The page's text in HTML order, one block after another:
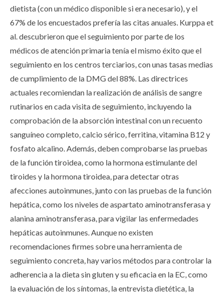
dietista (con un médico disponible si era necesario), y el
67% de los encuestados prefería las citas anuales. Kurppa et
al. descubrieron que el seguimiento por parte de los
médicos de atención primaria tenía el mismo éxito que el
seguimiento en los centros terciarios, con unas tasas medias
de cumplimiento de la DMG del 88%. Las directrices
actuales recomiendan la realización de análisis de sangre
rutinarios en cada visita de seguimiento, incluyendo la
comprobación de la absorción intestinal con un recuento
sanguíneo completo, calcio sérico, ferritina, vitamina B12 y
fosfato alcalino. Además, deben comprobarse las pruebas
de la función tiroidea, como la hormona estimulante del
tiroides y la hormona tiroidea, para detectar otras
afecciones autoinmunes, junto con las pruebas de la función
hepática, como los niveles de aspartato aminotransferasa y
alanina aminotransferasa, para vigilar las enfermedades
hepáticas autoinmunes. Aunque no existen
recomendaciones firmes sobre una herramienta de
seguimiento concreta, hay varios métodos para controlar la
adherencia a la dieta sin gluten y su eficacia en la EC, como
la evaluación de los síntomas, la entrevista dietética, la